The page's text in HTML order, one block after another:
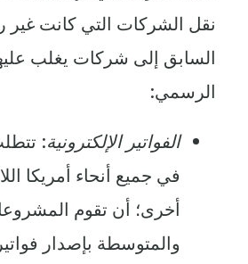
نقل الشركات التي كانت غير
السابق إلى شركات يغلب عليها
الرسمي:
الفواتير الإلكترونية:
في جميع أنحاء أمريكا
أخرى؛ أن تقوم
والمتوسطة بإصدار فواتير